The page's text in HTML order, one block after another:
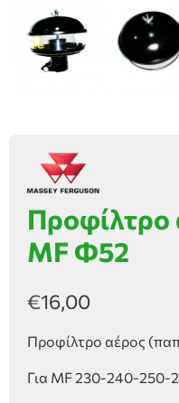
Προφίλτρο
MF Φ52
€16,00
Προφίλτρο αέρος
Για MF 230-240-250-